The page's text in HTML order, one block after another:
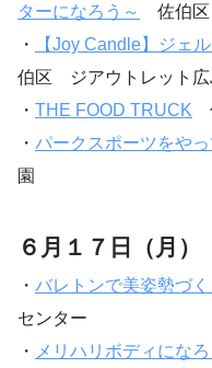
ターになろう～
佐伯
・
【Joy Candle】ジェ
伯区 ジアウトレット
・ THE FOOD TRUCK
・ パークスポーツをやっ
園
６月１７日（月）
・ バレトンで美姿勢づく
センター
・ メリハリボディになろ